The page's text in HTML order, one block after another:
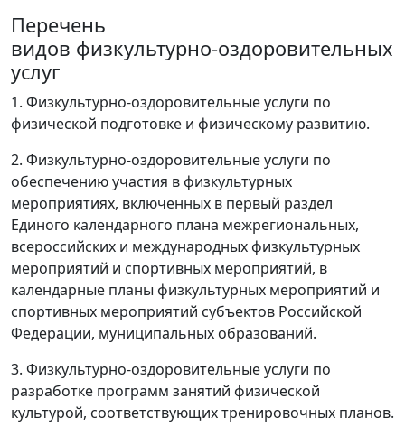
Перечень
видов физкультурно-оздоровительных
услуг
1. Физкультурно-оздоровительные услуги по
физической подготовке и физическому развитию.
2. Физкультурно-оздоровительные услуги по
обеспечению участия в физкультурных
мероприятиях, включенных в первый раздел
Единого календарного плана межрегиональных,
всероссийских и международных физкультурных
мероприятий и спортивных мероприятий, в
календарные планы физкультурных мероприятий и
спортивных мероприятий субъектов Российской
Федерации, муниципальных образований.
3. Физкультурно-оздоровительные услуги по
разработке программ занятий физической
культурой, соответствующих тренировочных планов.